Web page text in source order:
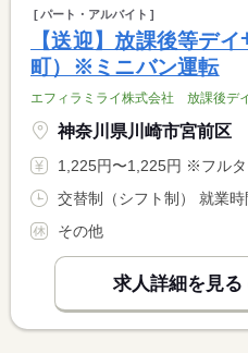
パート・アルバイト
【送迎】放課後等デ
町）※ミニバン運転
エフィラミライ株式会社 放課後
神奈川県川崎市宮前区
1,225円〜1,225円 ※フルタイム求人の場合は月額（換
その他
求人詳細を見る